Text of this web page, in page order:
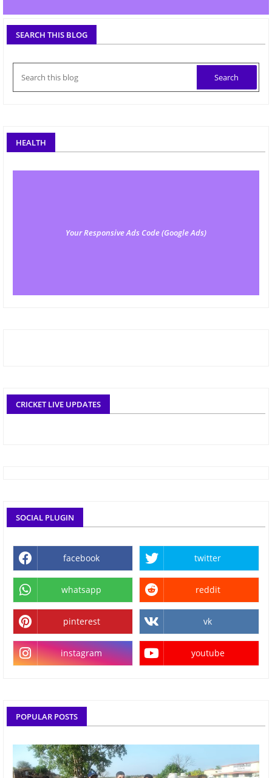
SEARCH THIS BLOG
HEALTH
Your Responsive Ads Code (Google Ads)
CRICKET LIVE UPDATES
SOCIAL PLUGIN
facebook twitter
whatsapp reddit
pinterest vk
instagram youtube
POPULAR POSTS